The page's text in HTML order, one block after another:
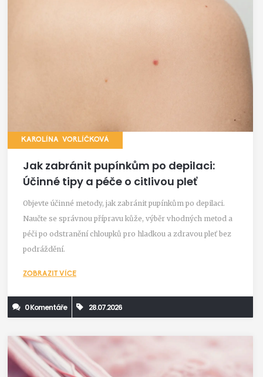
KAROLÍNA VORLÍČKOVÁ
Jak zabránit pupínkům po depilaci:
Účinné tipy a péče o citlivou pleť
Objevte účinné metody, jak zabránit pupínkům po depilaci.
Naučte se správnou přípravu kůže, výběr vhodných metod a
péči po odstranění chloupků pro hladkou a zdravou pleť bez
podráždění.
ZOBRAZIT VÍCE
0 Komentáře 28.07.2026